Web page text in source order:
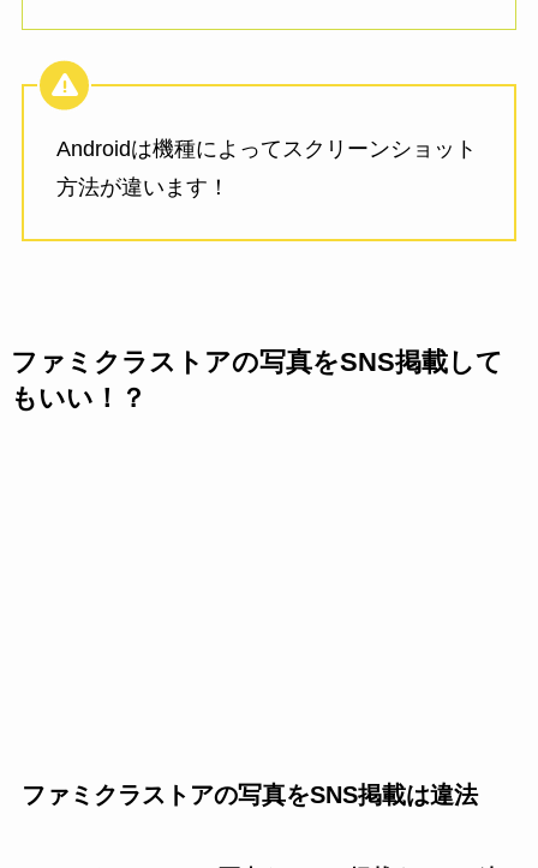
Androidは機種によってスクリーンショット
方法が違います！
ファミクラストアの写真をSNS掲載して
もいい！？
ファミクラストアの写真をSNS掲載は違法